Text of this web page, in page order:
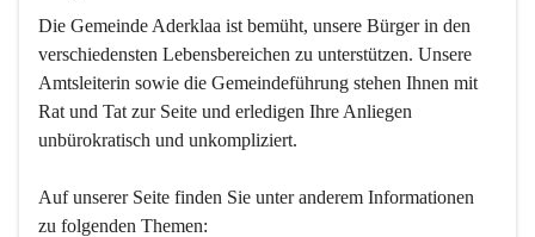
Die Gemeinde Aderklaa ist bemüht, unsere Bürger in den
verschiedensten Lebensbereichen zu unterstützen. Unsere
Amtsleiterin sowie die Gemeindeführung stehen Ihnen mit
Rat und Tat zur Seite und erledigen Ihre Anliegen
unbürokratisch und unkompliziert.
Auf unserer Seite finden Sie un­ter an­de­rem Informationen
zu folgenden Themen: